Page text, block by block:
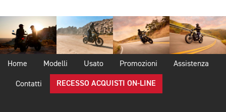
Home Modelli Usato Promozioni Assistenza
Contatti RECESSO ACQUISTI ON-LINE